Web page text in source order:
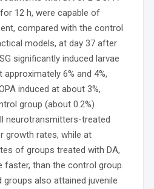
12 h, were capable of
compared with the control
models, at day 37 after
significantly induced larvae
6% and 4%,
induced at about 3%,
group (about 0.2%)
neurotransmitters-treated
growth rates, while at
of groups treated with DA,
faster, than the control group.
groups also attained juvenile